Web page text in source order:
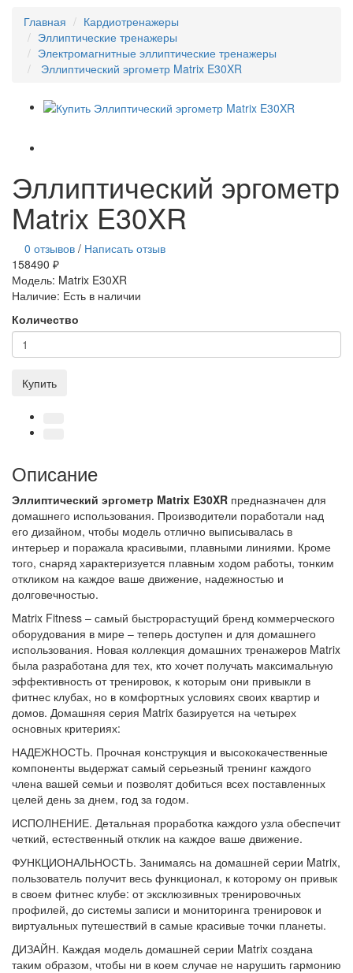
Главная
Кардиотренажеры
Эллиптические тренажеры
Электромагнитные эллиптические тренажеры
Эллиптический эргометр Matrix E30XR
Эллиптический эргометр
Matrix E30XR
0 отзывов / Написать отзыв
158490 ₽
Модель: Matrix E30XR
Наличие: Есть в наличии
Количество
Купить
Описание
Эллиптический эргометр Matrix E30XR предназначен для
домашнего использования. Производители поработали над
его дизайном, чтобы модель отлично выписывалась в
интерьер и поражала красивыми, плавными линиями. Кроме
того, снаряд характеризуется плавным ходом работы, тонким
откликом на каждое ваше движение, надежностью и
долговечностью.
Matrix Fitness – самый быстрорастущий бренд коммерческого
оборудования в мире – теперь доступен и для домашнего
использования. Новая коллекция домашних тренажеров Matrix
была разработана для тех, кто хочет получать максимальную
эффективность от тренировок, к которым они привыкли в
фитнес клубах, но в комфортных условиях своих квартир и
домов. Домашняя серия Matrix базируется на четырех
основных критериях:
НАДЕЖНОСТЬ. Прочная конструкция и высококачественные
компоненты выдержат самый серьезный тренинг каждого
члена вашей семьи и позволят добиться всех поставленных
целей день за днем, год за годом.
ИСПОЛНЕНИЕ. Детальная проработка каждого узла обеспечит
четкий, естественный отклик на каждое ваше движение.
ФУНКЦИОНАЛЬНОСТЬ. Занимаясь на домашней серии Matrix,
пользователь получит весь функционал, к которому он привык
в своем фитнес клубе: от эксклюзивных тренировочных
профилей, до системы записи и мониторинга тренировок и
виртуальных путешествий в самые красивые точки планеты.
ДИЗАЙН. Каждая модель домашней серии Matrix создана
таким образом, чтобы ни в коем случае не нарушить гармонию